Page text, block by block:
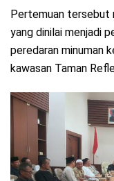
Pertemuan tersebut
yang dinilai menjadi
peredaran minuman
kawasan Taman